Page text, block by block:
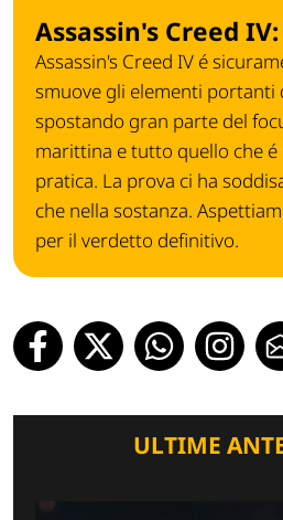
Assassin's Creed
Assassin's Creed IV é
smuove gli elementi portanti
spostando gran parte del
marittina e tutto quello che é
pratica. La prova ci ha
che nella sostanza.
per il verdetto definitivo.
ULTIME